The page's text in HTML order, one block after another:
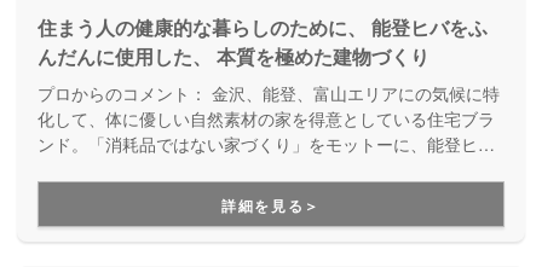
住まう人の健康的な暮らしのために、 能登ヒバをふ
んだんに使用した、 本質を極めた建物づくり
プロからのコメント： 金沢、能登、富山エリアにの気候に特
化して、体に優しい自然素材の家を得意としている住宅ブラ
ンド。「消耗品ではない家づくり」をモットーに、能登ヒバ
で、将来にわたって暮らしやすい「価値の続く」住まいを提
案しています。家づくりが大好きでアットホームなスタッフ
が親身にサポートしてくれる点も大変好評です。
詳細を見る＞